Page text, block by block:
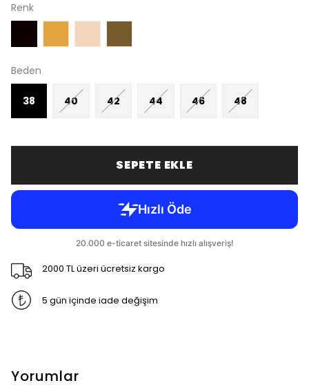
Renk
Beden
38 40 42 44 46 48
SEPETE EKLE
2000 TL üzeri ücretsiz kargo
5 gün içinde iade değişim
Yorumlar